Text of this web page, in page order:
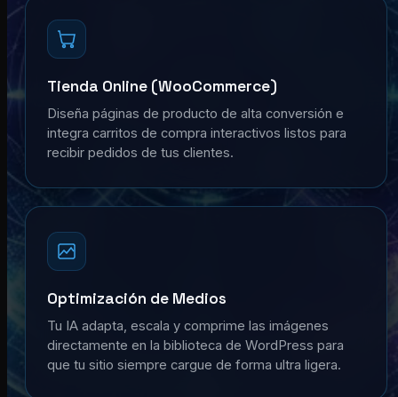
Tienda Online (WooCommerce)
Diseña páginas de producto de alta conversión e
integra carritos de compra interactivos listos para
recibir pedidos de tus clientes.
Optimización de Medios
Tu IA adapta, escala y comprime las imágenes
directamente en la biblioteca de WordPress para
que tu sitio siempre cargue de forma ultra ligera.